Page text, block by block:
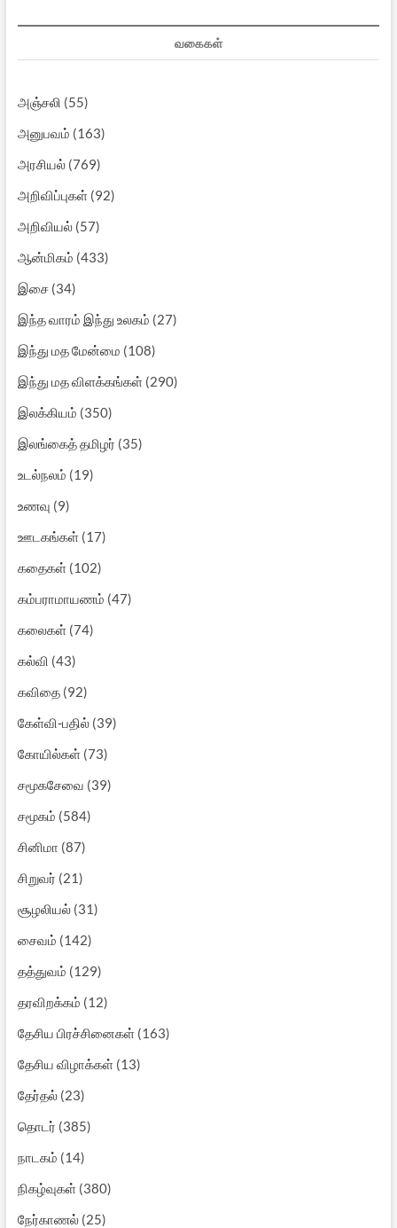
வகைகள்
அஞ்சலி (55)
அனுபவம் (163)
அரசியல்(769)
அறிவிப்புகள்(92)
அறிவியல்(57)
ஆன்மிகம் (433)
இசை(34)
இந்த வாரம் இந்து உலகம் (27)
இந்து மத மேன்மை (108)
இந்து மத விளக்கங்கள்(290)
இலக்கியம் (350)
இலங்கைத் தமிழர் (35)
உடல்நலம் (19)
உணவு (9)
ஊடகங்கள்(17)
கதைகள்(102)
கம்பராமாயணம் (47)
கலைகள்(74)
கல்வி (43)
கவிதை(92)
கேள்வி-பதில்(39)
கோயில்கள்(73)
சமூகசேவை (39)
சமூகம் (584)
சினிமா (87)
சிறுவர் (21)
சூழலியல்(31)
சைவம் (142)
தத்துவம் (129)
தரவிறக்கம் (12)
தேசிய பிரச்சினைகள்(163)
தேசிய விழாக்கள்(13)
தேர்தல்(23)
தொடர் (385)
நாடகம் (14)
நிகழ்வுகள்(380)
நேர்காணல்(25)